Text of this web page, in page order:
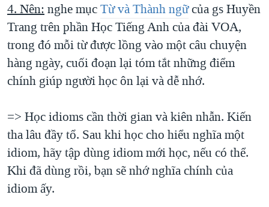
4. Nên: nghe mụcTừ và Thành ngữcủa gs Huyền
Trang trên phần Học Tiếng Anh của đài VOA,
trong đó mỗi từ được lồng vào một câu chuyện
hàng ngày, cuối đoạn lại tóm tắt những điểm
chính giúp người học ôn lại và dễ nhớ.
=> Học idioms cần thời gian và kiên nhẫn. Kiến
tha lâu đầy tổ. Sau khi học cho hiểu nghĩa một
idiom, hãy tập dùng idiom mới học, nếu có thể.
Khi đã dùng rồi, bạn sẽ nhớ nghĩa chính của
idiom ấy.